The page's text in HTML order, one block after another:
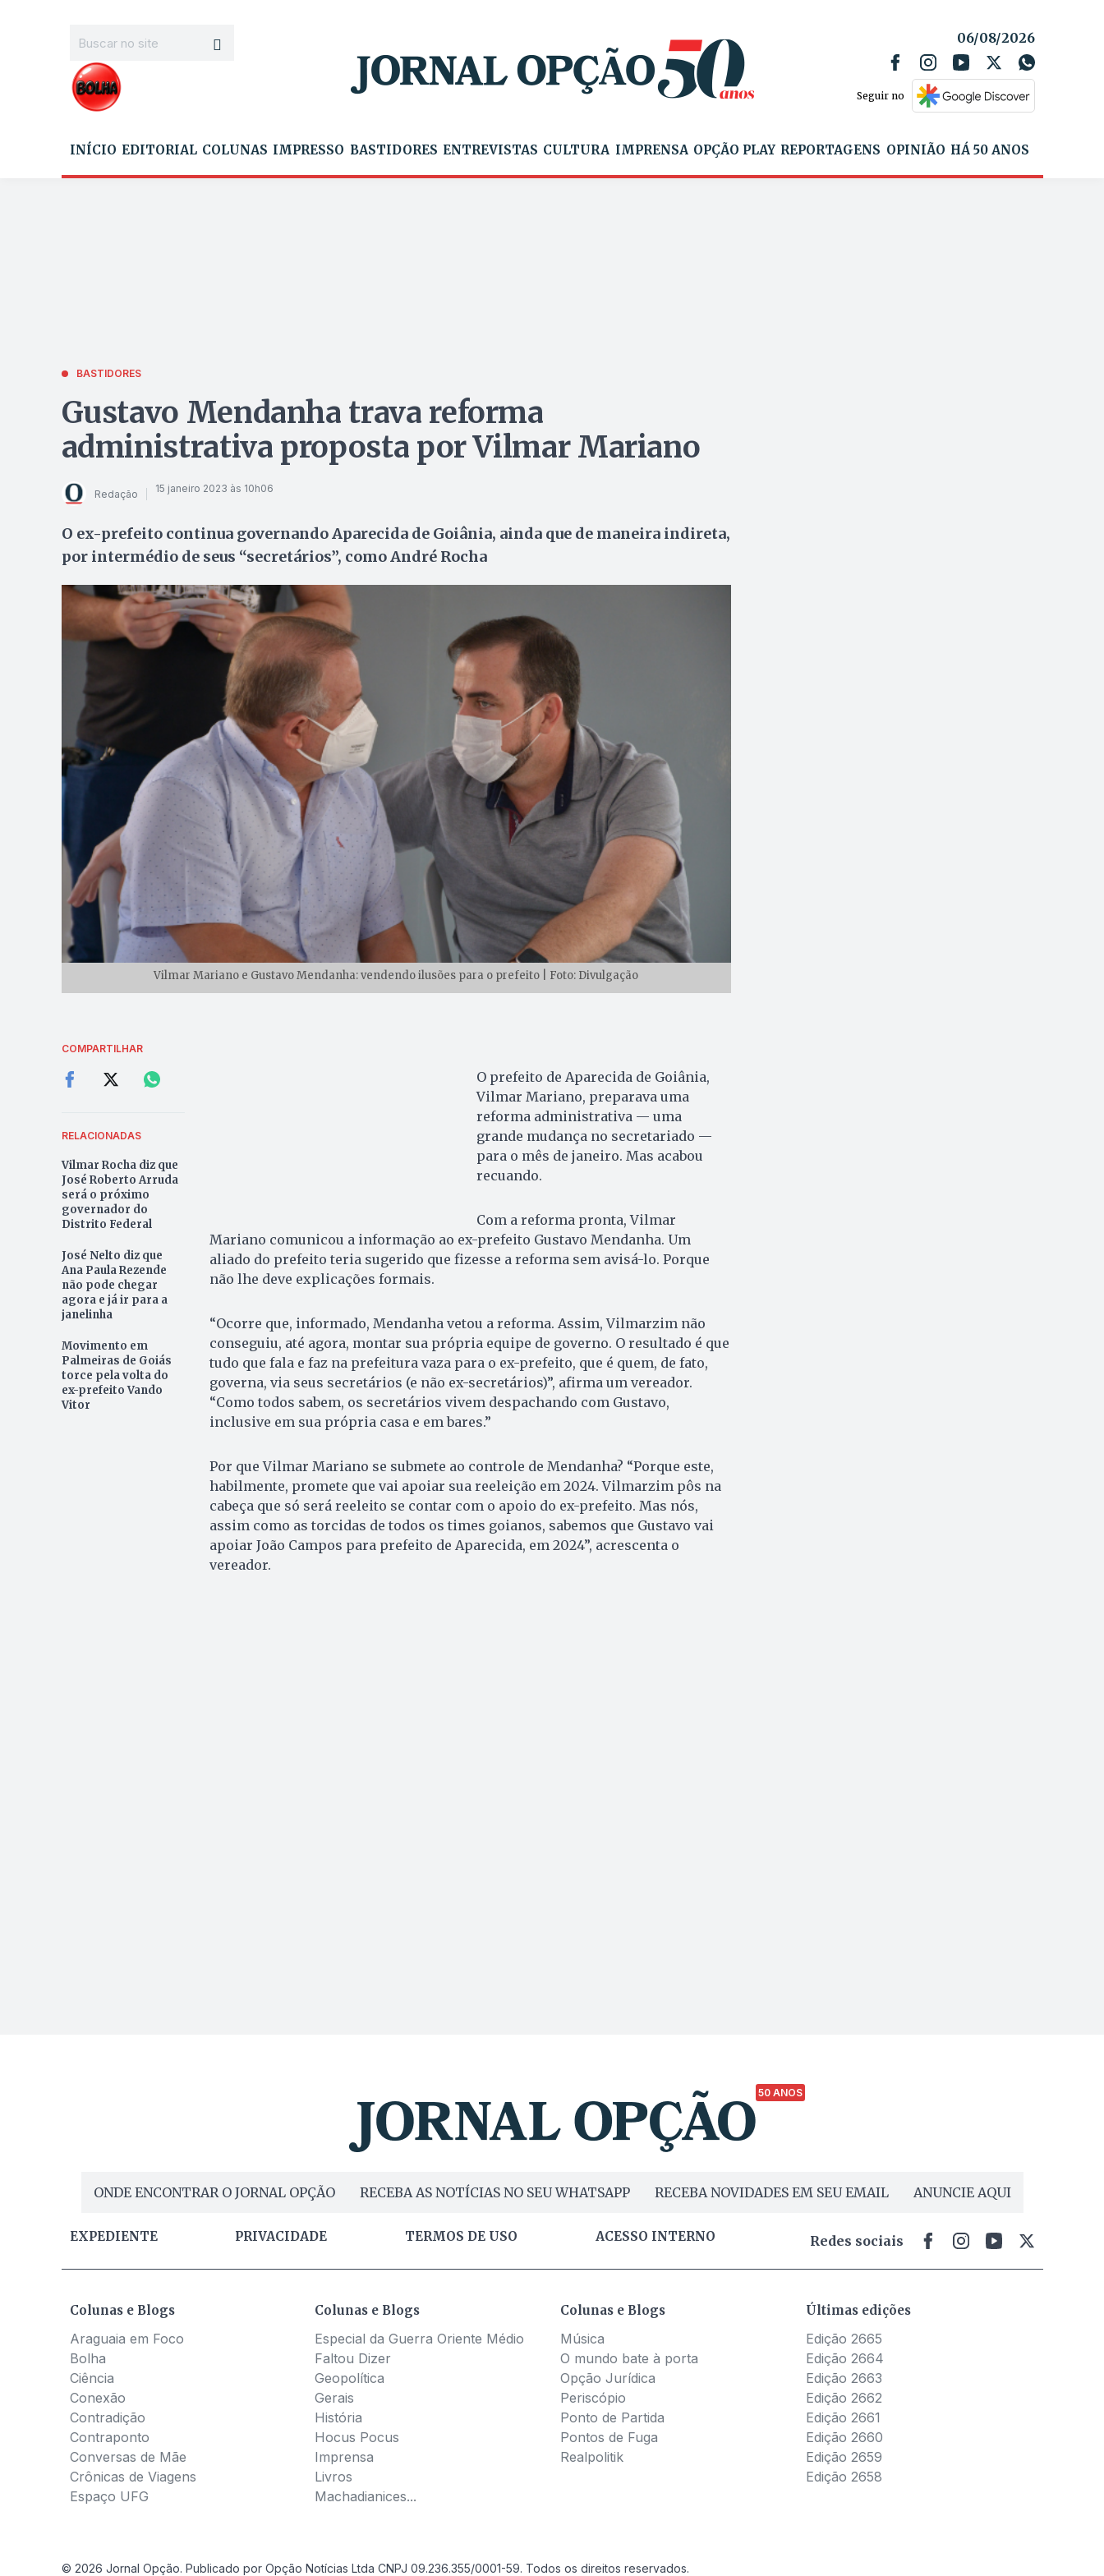
06/08/2026
Seguir no
INÍCIO EDITORIAL COLUNAS IMPRESSO BASTIDORES ENTREVISTAS CULTURA IMPRENSA OPÇÃO PLAY REPORTAGENS OPINIÃO HÁ 50 ANOS
BASTIDORES
Gustavo Mendanha trava reforma
administrativa proposta por Vilmar Mariano
Redação 15 janeiro 2023 às 10h06
O ex-prefeito continua governando Aparecida de Goiânia, ainda que de maneira indireta,
por intermédio de seus “secretários”, como André Rocha
Vilmar Mariano e Gustavo Mendanha: vendendo ilusões para o prefeito | Foto: Divulgação
COMPARTILHAR
RELACIONADAS
Vilmar Rocha diz que
José Roberto Arruda
será o próximo
governador do
Distrito Federal
José Nelto diz que
Ana Paula Rezende
não pode chegar
agora e já ir para a
janelinha
Movimento em
Palmeiras de Goiás
torce pela volta do
ex-prefeito Vando
Vitor
O prefeito de Aparecida de Goiânia,
Vilmar Mariano, preparava uma
reforma administrativa — uma
grande mudança no secretariado —
para o mês de janeiro. Mas acabou
recuando.
Com a reforma pronta, Vilmar
Mariano comunicou a informação ao ex-prefeito Gustavo Mendanha. Um
aliado do prefeito teria sugerido que fizesse a reforma sem avisá-lo. Porque
não lhe deve explicações formais.
“Ocorre que, informado, Mendanha vetou a reforma. Assim, Vilmarzim não
conseguiu, até agora, montar sua própria equipe de governo. O resultado é que
tudo que fala e faz na prefeitura vaza para o ex-prefeito, que é quem, de fato,
governa, via seus secretários (e não ex-secretários)”, afirma um vereador.
“Como todos sabem, os secretários vivem despachando com Gustavo,
inclusive em sua própria casa e em bares.”
Por que Vilmar Mariano se submete ao controle de Mendanha? “Porque este,
habilmente, promete que vai apoiar sua reeleição em 2024. Vilmarzim pôs na
cabeça que só será reeleito se contar com o apoio do ex-prefeito. Mas nós,
assim como as torcidas de todos os times goianos, sabemos que Gustavo vai
apoiar João Campos para prefeito de Aparecida, em 2024”, acrescenta o
vereador.
50 ANOS
ONDE ENCONTRAR O JORNAL OPÇÃO RECEBA AS NOTÍCIAS NO SEU WHATSAPP RECEBA NOVIDADES EM SEU EMAIL ANUNCIE AQUI
EXPEDIENTE PRIVACIDADE TERMOS DE USO ACESSO INTERNO Redes sociais
Colunas e Blogs
Araguaia em Foco
Bolha
Ciência
Conexão
Contradição
Contraponto
Conversas de Mãe
Crônicas de Viagens
Espaço UFG
Colunas e Blogs
Especial da Guerra Oriente Médio
Faltou Dizer
Geopolítica
Gerais
História
Hocus Pocus
Imprensa
Livros
Machadianices...
Colunas e Blogs
Música
O mundo bate à porta
Opção Jurídica
Periscópio
Ponto de Partida
Pontos de Fuga
Realpolitik
Últimas edições
Edição 2665
Edição 2664
Edição 2663
Edição 2662
Edição 2661
Edição 2660
Edição 2659
Edição 2658
© 2026 Jornal Opção. Publicado por Opção Notícias Ltda CNPJ 09.236.355/0001-59. Todos os direitos reservados.